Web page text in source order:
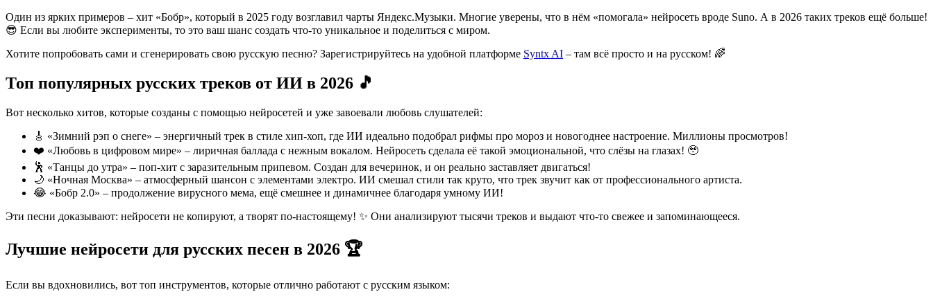
Один из ярких примеров – хит «Бобр», который в 2025 году возглавил чарты Яндекс.Музыки. Многие уверены, что в нём «помогала» нейросеть вроде Suno. А в 2026 таких треков ещё больше!
😎 Если вы любите эксперименты, то это ваш шанс создать что-то уникальное и поделиться с миром.
Хотите попробовать сами и сгенерировать свою русскую песню? Зарегистрируйтесь на удобной платформе Syntx AI – там всё просто и на русском! 🌈
Топ популярных русских треков от ИИ в 2026 🎵
Вот несколько хитов, которые созданы с помощью нейросетей и уже завоевали любовь слушателей:
🎸 «Зимний рэп о снеге» – энергичный трек в стиле хип-хоп, где ИИ идеально подобрал рифмы про мороз и новогоднее настроение. Миллионы просмотров!
❤️ «Любовь в цифровом мире» – лиричная баллада с нежным вокалом. Нейросеть сделала её такой эмоциональной, что слёзы на глазах! 🥹
🕺 «Танцы до утра» – поп-хит с заразительным припевом. Создан для вечеринок, и он реально заставляет двигаться!
🌙 «Ночная Москва» – атмосферный шансон с элементами электро. ИИ смешал стили так круто, что трек звучит как от профессионального артиста.
😂 «Бобр 2.0» – продолжение вирусного мема, ещё смешнее и динамичнее благодаря умному ИИ!
Эти песни доказывают: нейросети не копируют, а творят по-настоящему! ✨ Они анализируют тысячи треков и выдают что-то свежее и запоминающееся.
Лучшие нейросети для русских песен в 2026 🏆
Если вы вдохновились, вот топ инструментов, которые отлично работают с русским языком: